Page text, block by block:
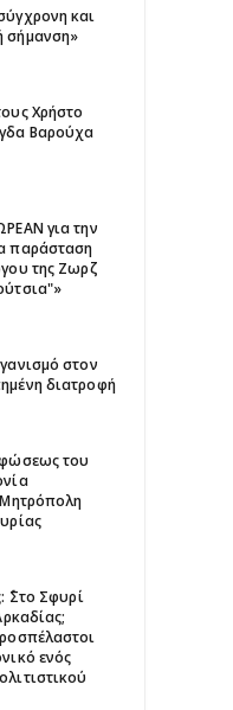
και
σήμανση»
Χρήστο
Βαρούχα
για την
παράσταση
της Ζωρζ
στον
διατροφή
του
Σφυρί
ενός